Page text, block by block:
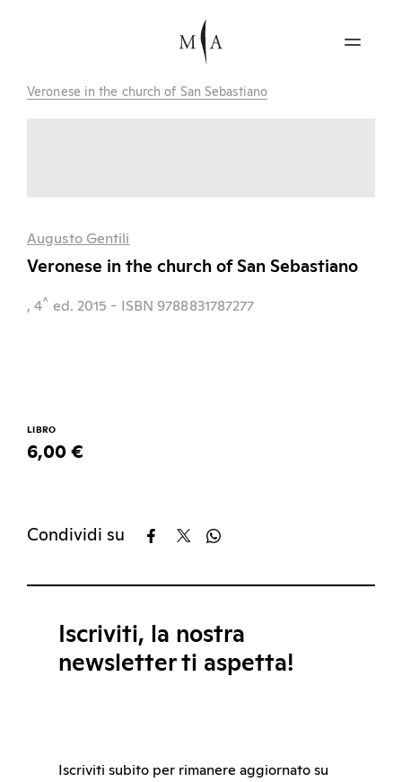
Veronese in the church of San Sebastiano
Augusto Gentili
Veronese in the church of San Sebastiano
, 4^ ed. 2015 - ISBN 9788831787277
LIBRO
6,00 €
Condividi su
Iscriviti, la nostra
newsletter ti aspetta!
Iscriviti subito per rimanere aggiornato su